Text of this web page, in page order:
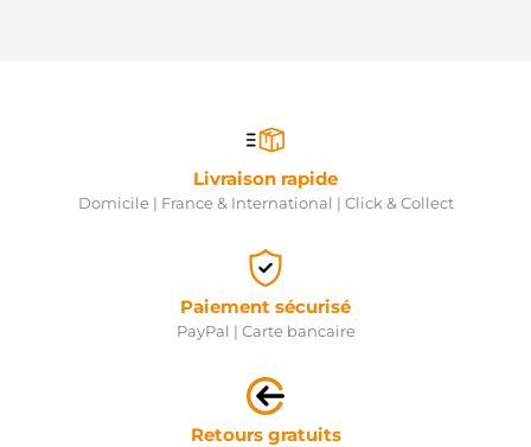
Livraison rapide
Domicile | France & International | Click & Collect
Paiement sécurisé
PayPal | Carte bancaire
Retours gratuits